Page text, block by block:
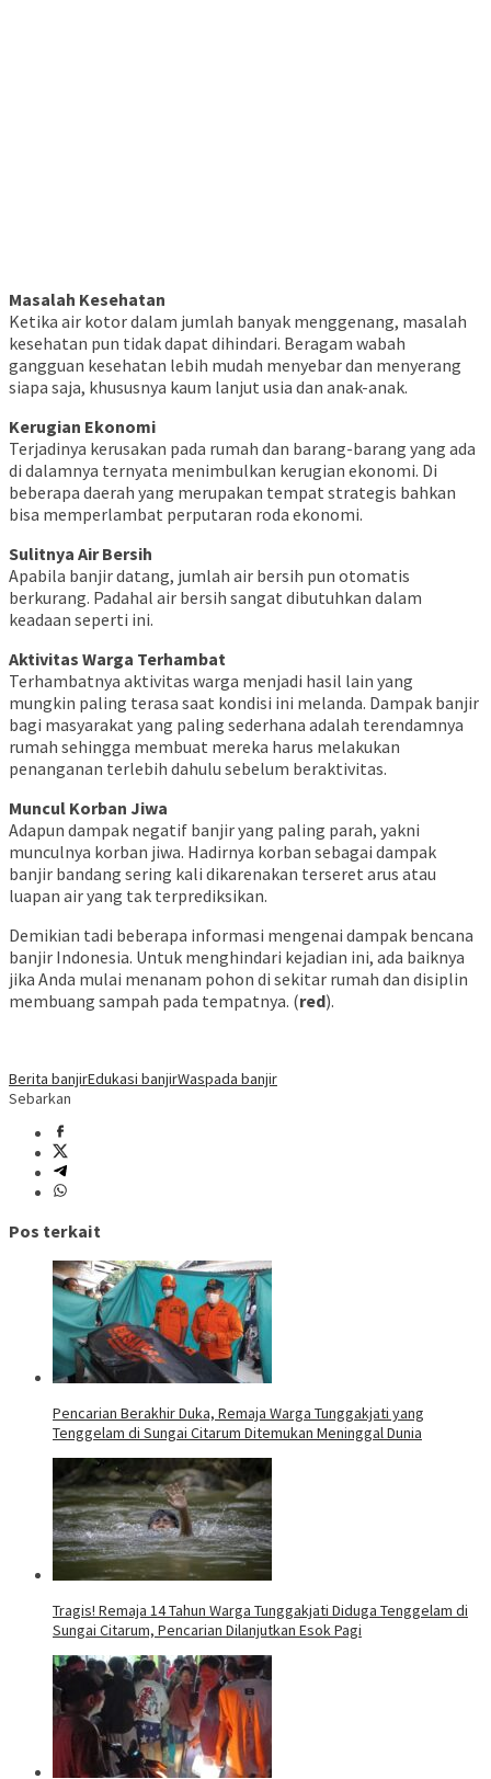
Masalah Kesehatan
Ketika air kotor dalam jumlah banyak menggenang, masalah
kesehatan pun tidak dapat dihindari. Beragam wabah
gangguan kesehatan lebih mudah menyebar dan menyerang
siapa saja, khususnya kaum lanjut usia dan anak-anak.
Kerugian Ekonomi
Terjadinya kerusakan pada rumah dan barang-barang yang ada
di dalamnya ternyata menimbulkan kerugian ekonomi. Di
beberapa daerah yang merupakan tempat strategis bahkan
bisa memperlambat perputaran roda ekonomi.
Sulitnya Air Bersih
Apabila banjir datang, jumlah air bersih pun otomatis
berkurang. Padahal air bersih sangat dibutuhkan dalam
keadaan seperti ini.
Aktivitas Warga Terhambat
Terhambatnya aktivitas warga menjadi hasil lain yang
mungkin paling terasa saat kondisi ini melanda. Dampak banjir
bagi masyarakat yang paling sederhana adalah terendamnya
rumah sehingga membuat mereka harus melakukan
penanganan terlebih dahulu sebelum beraktivitas.
Muncul Korban Jiwa
Adapun dampak negatif banjir yang paling parah, yakni
munculnya korban jiwa. Hadirnya korban sebagai dampak
banjir bandang sering kali dikarenakan terseret arus atau
luapan air yang tak terprediksikan.
Demikian tadi beberapa informasi mengenai dampak bencana
banjir Indonesia. Untuk menghindari kejadian ini, ada baiknya
jika Anda mulai menanam pohon di sekitar rumah dan disiplin
membuang sampah pada tempatnya. (red).
Berita banjirEdukasi banjirWaspada banjir
Sebarkan
Pos terkait
Pencarian Berakhir Duka, Remaja Warga Tunggakjati yang
Tenggelam di Sungai Citarum Ditemukan Meninggal Dunia
Tragis! Remaja 14 Tahun Warga Tunggakjati Diduga Tenggelam di
Sungai Citarum, Pencarian Dilanjutkan Esok Pagi